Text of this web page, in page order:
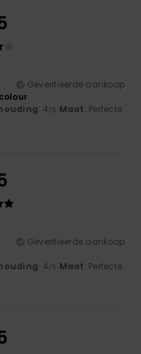
Geverifieerde aankoop
: 4/5 Maat: Perfecte
Geverifieerde aankoop
: 4/5 Maat: Perfecte